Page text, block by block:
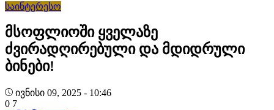
საინტერესო
მსოფლიოში ყველაზე
ძვირადღირებული და მდიდრული
ბინები!
ივნისი 09, 2025 - 10:46
0 7